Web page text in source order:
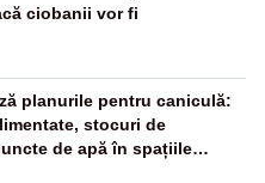
ciobanii vor fi
planurile pentru caniculă:
stocuri de
de apă în spațiile